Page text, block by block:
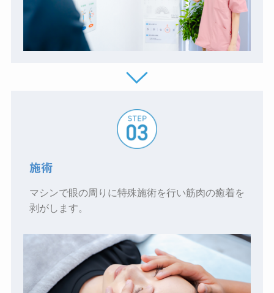
施術
マシンで眼の周りに特殊施術を行い筋肉の癒着を
剥がします。